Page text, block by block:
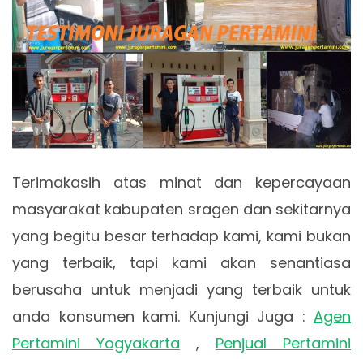
Terimakasih atas minat dan kepercayaan
masyarakat kabupaten sragen dan sekitarnya
yang begitu besar terhadap kami, kami bukan
yang terbaik, tapi kami akan senantiasa
berusaha untuk menjadi yang terbaik untuk
anda konsumen kami. Kunjungi Juga : Agen
Pertamini Yogyakarta , Penjual Pertamini